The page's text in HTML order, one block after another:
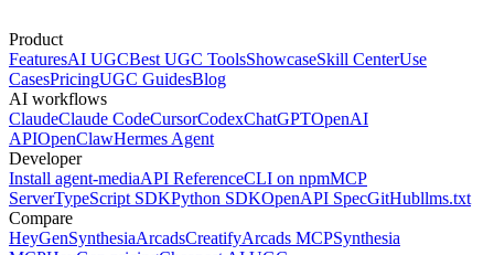
Product
FeaturesAI UGCBest UGC ToolsShowcaseSkill CenterUse
CasesPricingUGC GuidesBlog
AI workflows
ClaudeClaude CodeCursorCodexChatGPTOpenAI
APIOpenClawHermes Agent
Developer
Install agent-mediaAPI ReferenceCLI on npmMCP
ServerTypeScript SDKPython SDKOpenAPI SpecGitHubllms.txt
Compare
HeyGenSynthesiaArcadsCreatifyArcads MCPSynthesia